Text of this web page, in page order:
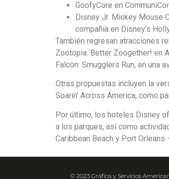
GoofyCore en
Disney Jr. Mickey Mouse
compañía en Disney’s
También regresan atracciones
Zootopia: Better Zoogether! en
Falcon: Smugglers Run, en una
Otras propuestas incluyen la
Soarin’ Across America, como
Por último, los hoteles Disney
a los parques, así como
Caribbean Beach y Port Orleans
© 2023 Gráfica y Servicios